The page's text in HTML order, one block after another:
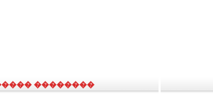
��������